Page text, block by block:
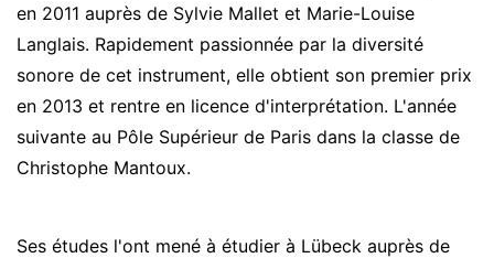
en 2011 auprès de Sylvie Mallet et Marie-Louise
Langlais. Rapidement passionnée par la diversité
sonore de cet instrument, elle obtient son premier prix
en 2013 et rentre en licence d'interprétation. L'année
suivante au Pôle Supérieur de Paris dans la classe de
Christophe Mantoux.
Ses études l'ont mené à étudier à Lübeck auprès de